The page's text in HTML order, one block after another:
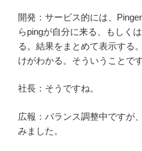
開発：サービス的には、
らpingが自分に来る、もしく
る。結果をまとめて表示する
けがわかる。そういうことです
社長：そうですね。
広報：バランス調整中ですが
みました。